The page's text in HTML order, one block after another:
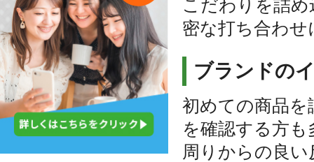
こだわりを詰
密な打ち合わ
ブランドの
初めての商品
を確認する方
周りからの良